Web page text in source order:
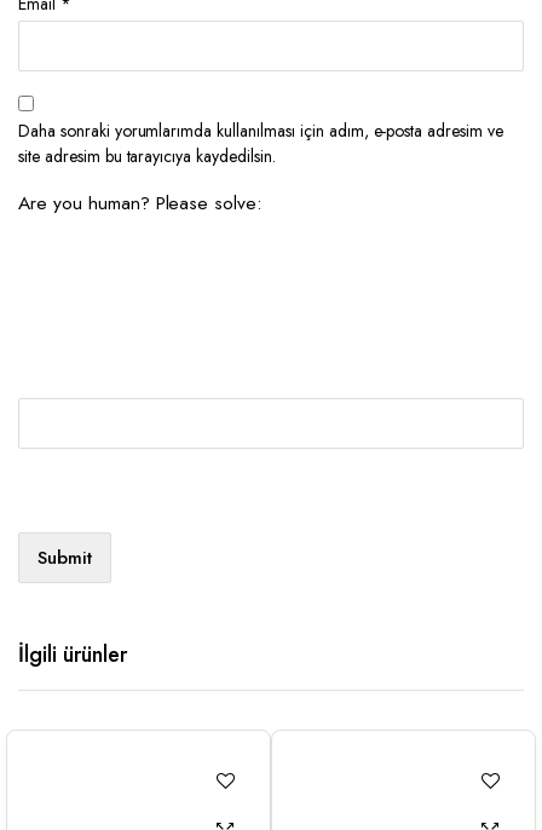
Daha sonraki yorumlarımda kullanılması için adım, e-posta adresim ve
site adresim bu tarayıcıya kaydedilsin.
Are you human? Please solve:
İlgili ürünler